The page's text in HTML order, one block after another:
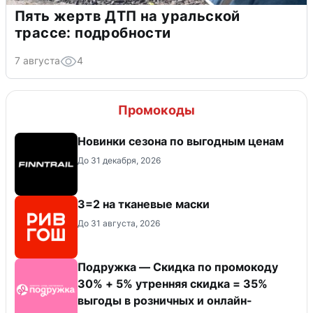
Пять жертв ДТП на уральской
трассе: подробности
7 августа 4
Промокоды
Новинки сезона по выгодным ценам
До 31 декабря, 2026
3=2 на тканевые маски
До 31 августа, 2026
Подружка — Скидка по промокоду
30% + 5% утренняя скидка = 35%
выгоды в розничных и онлайн-